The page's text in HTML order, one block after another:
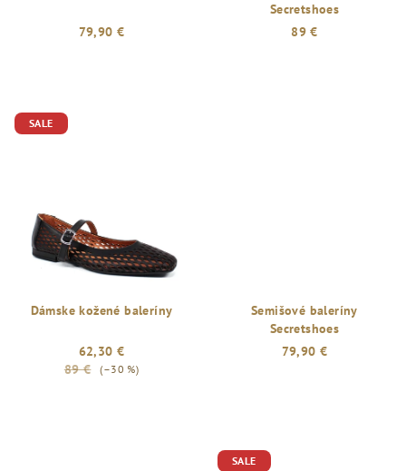
79,90 €
Secretshoes
89 €
SALE
Dámske kožené baleríny
62,30 €
89 €
(–30 %)
Semišové baleríny
Secretshoes
79,90 €
SALE